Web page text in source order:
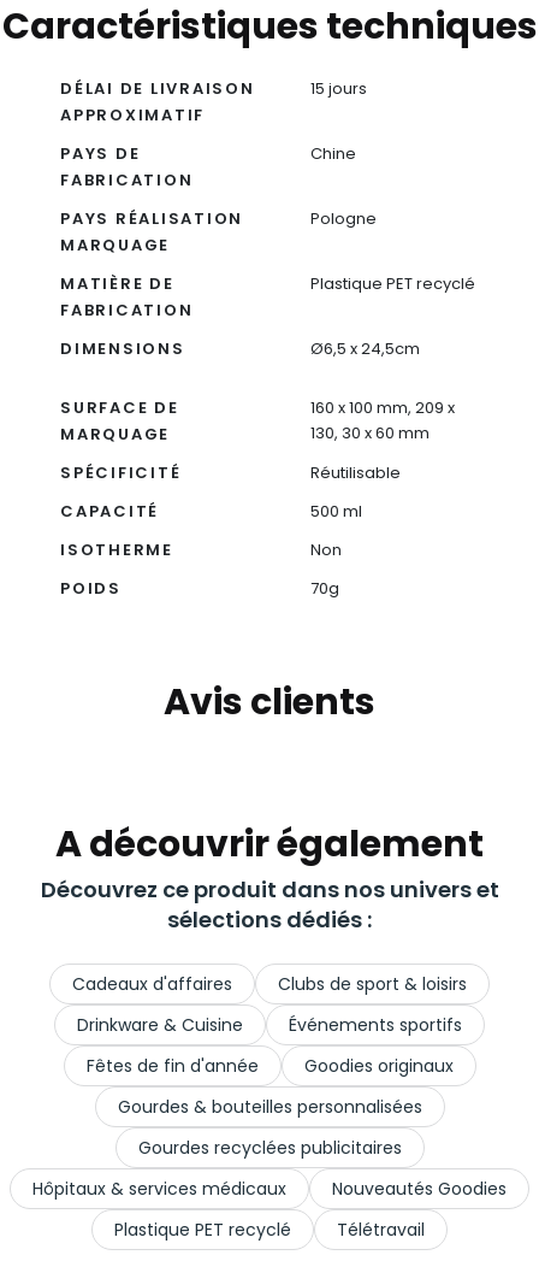
Caractéristiques techniques
DÉLAI DE LIVRAISON
APPROXIMATIF
15 jours
PAYS DE
FABRICATION
Chine
PAYS RÉALISATION
MARQUAGE
Pologne
MATIÈRE DE
FABRICATION
Plastique PET recyclé
DIMENSIONS Ø6,5 x 24,5cm
SURFACE DE
MARQUAGE
160 x 100 mm, 209 x
130, 30 x 60 mm
SPÉCIFICITÉ
Réutilisable
CAPACITÉ
500 ml
ISOTHERME
Non
POIDS
70g
Avis clients
A découvrir également
Découvrez ce produit dans nos univers et
sélections dédiés :
Cadeaux d'affaires
Clubs de sport & loisirs
Drinkware & Cuisine
Événements sportifs
Fêtes de fin d'année
Goodies originaux
Gourdes & bouteilles personnalisées
Gourdes recyclées publicitaires
Hôpitaux & services médicaux
Nouveautés Goodies
Plastique PET recyclé
Télétravail